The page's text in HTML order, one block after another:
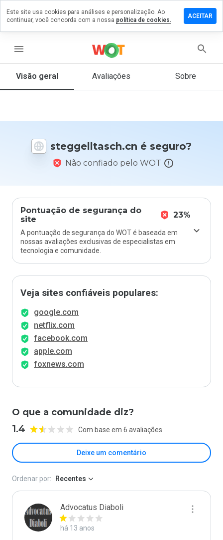
menu
Visão geral Avaliações Sobre
steggelltasch.cn é seguro?
Não confiado pelo WOT
Pontuação de segurança do
site
23%
A pontuação de segurança do WOT é baseada em
nossas avaliações exclusivas de especialistas em
tecnologia e comunidade.
Veja sites confiáveis populares:
google.com
netflix.com
facebook.com
apple.com
foxnews.com
O que a comunidade diz?
1.4 Com base em 6 avaliações
Deixe um comentário
um
em
De 1
nota
Ordenar por: Recentes
Advocatus Diaboli
há 13 anos
Este site usa cookies para análises e personalização. Ao
continuar, você concorda com a nossa política de cookies.
ACEITAR